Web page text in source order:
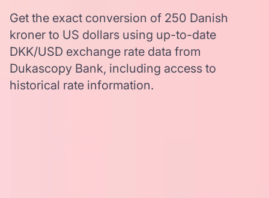
Get the exact conversion of 250 Danish
kroner to US dollars using up-to-date
DKK/USD exchange rate data from
Dukascopy Bank, including access to
historical rate information.